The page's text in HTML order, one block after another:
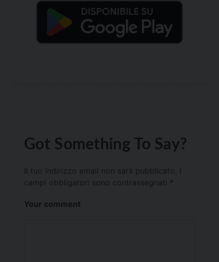
Got Something To Say?
Il tuo indirizzo email non sarà pubblicato.
campi obbligatori sono contrassegnati *
Your comment